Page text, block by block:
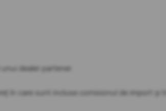
dealer partener.
în care sunt incluse comisionul de import și